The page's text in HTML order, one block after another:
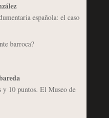
española: el caso
barroca?
y 10 puntos. El Museo de